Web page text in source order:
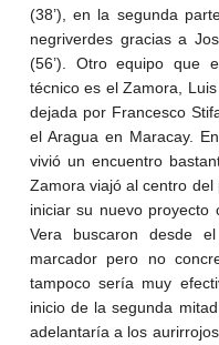
(38’), en la segunda
negriverdes gracias a
(56’). Otro equipo que
técnico es el Zamora,
dejada por Francesco
el Aragua en Maracay.
vivió un encuentro
Zamora viajó al centro
iniciar su nuevo
Vera buscaron desde
marcador pero no
tampoco sería muy
inicio de la segunda
adelantaría a los